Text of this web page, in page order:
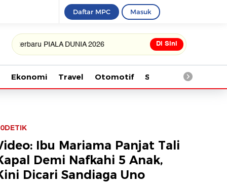
Daftar MPC Masuk
PIALA DUNIA 2026 Di Sini
Ekonomi Travel Otomotif Saintek
Ibu Mariama Panjat Tali
Demi Nafkahi 5 Anak,
Dicari Sandiaga Uno